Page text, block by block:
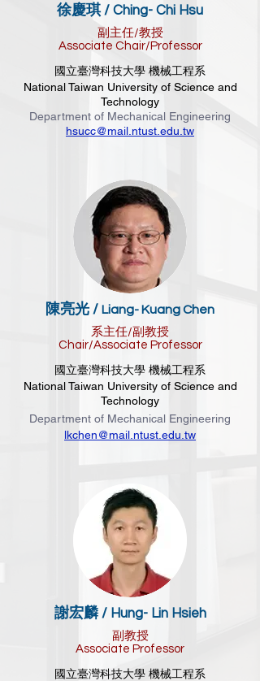
徐慶琪 / Ching- Chi Hsu
副主任/教授
Associate Chair/Professor
國立臺灣科技大學 機械工程系
National Taiwan University of Science and
Technology
Department of Mechanical Engineering
hsucc@mail.ntust.edu.tw
陳亮光 / Liang- Kuang Chen
系主任/副教授
Chair/Associate Professor
國立臺灣科技大學 機械工程系
National Taiwan University of Science and
Technology
Department of Mechanical Engineering
lkchen@mail.ntust.edu.tw
謝宏麟 / Hung- Lin Hsieh
副教授
Associate Professor
國立臺灣科技大學 機械工程系